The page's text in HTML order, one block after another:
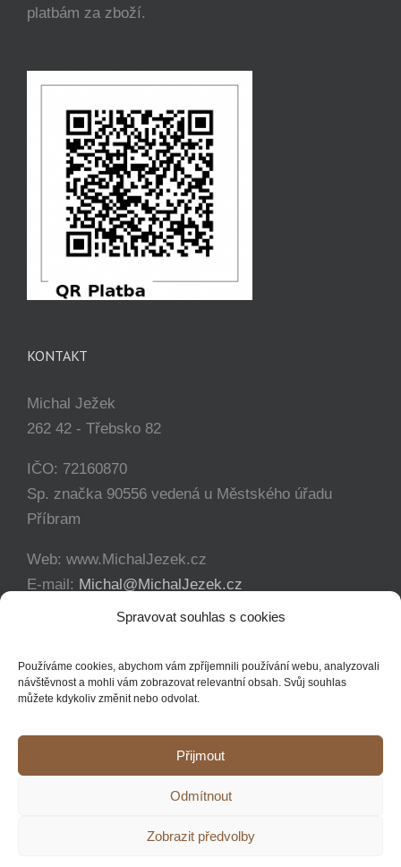
Spravovat souhlas s cookies
Používáme cookies, abychom vám zpříjemnili používání webu, analyzovali
návštěvnost a mohli vám zobrazovat relevantní obsah. Svůj souhlas
můžete kdykoliv změnit nebo odvolat.
Přijmout
Odmítnout
Zobrazit předvolby
platbám za zboží.
KONTAKT
Michal Ježek
262 42 - Třebsko 82
IČO: 72160870
Sp. značka 90556 vedená u Městského úřadu
Příbram
Web: www.MichalJezek.cz
E-mail: Michal@MichalJezek.cz
+420 777 346 649
Copyright 2012 - 2021 Michal Ježek | Veškerá práva vyhrazena
YouTubeFacebookInstagram